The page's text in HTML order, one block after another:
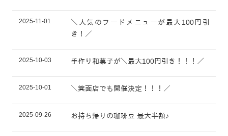
2025-11-01
＼人気のフードメニューが最大100円引
き！／
2025-10-03 手作り和菓子が＼最大100円引き！！！／
2025-10-01 ＼箕面店でも開催決定！！！／
2025-09-26 お持ち帰りの珈琲豆 最大半額♪